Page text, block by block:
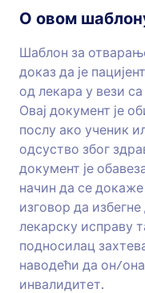
О овом
Шаблон за
доказ да је
од лекара у вези
Овај документ је
послу ако ученик
одсуство због
документ је
начин да се
изговор да
лекарску исправу
подносилац
наводећи да он/
инвалидитет.